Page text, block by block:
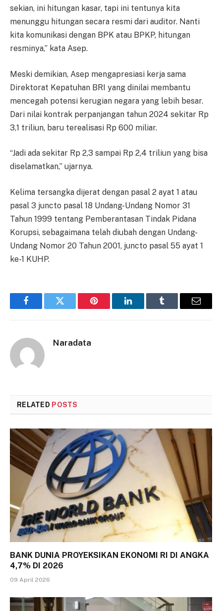
sekian, ini hitungan kasar, tapi ini tentunya kita
menunggu hitungan secara resmi dari auditor. Nanti
kita komunikasi dengan BPK atau BPKP, hitungan
resminya,” kata Asep.
Meski demikian, Asep mengapresiasi kerja sama
Direktorat Kepatuhan BRI yang dinilai membantu
mencegah potensi kerugian negara yang lebih besar.
Dari nilai kontrak perpanjangan tahun 2024 sekitar Rp
3,1 triliun, baru terealisasi Rp 600 miliar.
“Jadi ada sekitar Rp 2,3 sampai Rp 2,4 triliun yang bisa
diselamatkan,” ujarnya.
Kelima tersangka dijerat dengan pasal 2 ayat 1 atau
pasal 3 juncto pasal 18 Undang-Undang Nomor 31
Tahun 1999 tentang Pemberantasan Tindak Pidana
Korupsi, sebagaimana telah diubah dengan Undang-
Undang Nomor 20 Tahun 2001, juncto pasal 55 ayat 1
ke-1 KUHP.
FacebookTwitter Pinterest LinkedInTumblr Email
Naradata
RELATED POSTS
BANK DUNIA PROYEKSIKAN EKONOMI RI DI ANGKA
4,7% DI 2026
09 April 2026